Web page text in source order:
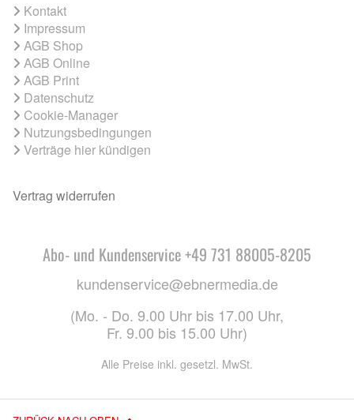
Kontakt
Impressum
AGB Shop
AGB Online
AGB Print
Datenschutz
Cookie-Manager
Nutzungsbedingungen
Verträge hier kündigen
Vertrag widerrufen
Abo- und Kundenservice +49 731 88005-8205
kundenservice@ebnermedia.de
(Mo. - Do. 9.00 Uhr bis 17.00 Uhr,
Fr. 9.00 bis 15.00 Uhr)
Alle Preise inkl. gesetzl. MwSt.